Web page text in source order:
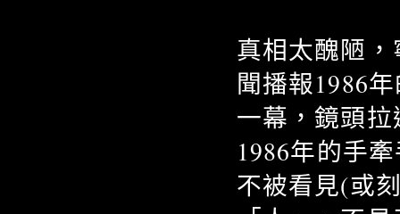
真相太醜陋
聞播報1986
一幕，鏡頭
1986年的手
不被看見(或